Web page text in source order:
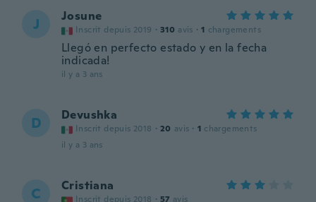
J Josune
Inscrit depuis 2019 · 310 avis · 1 chargements
Llegó en perfecto estado y en la fecha
indicada!
il y a 3 ans
D Devushka
Inscrit depuis 2018 · 20 avis · 1 chargements
il y a 3 ans
C Cristiana
Inscrit depuis 2018 · 57 avis